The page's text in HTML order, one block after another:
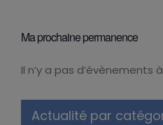
Ma prochaine permanence
Notice
Il n’y a pas d’évènements
Actualité par